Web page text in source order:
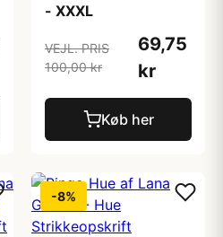
- XXXL
VEJL. PRIS
100,00 kr
69,75
kr
Køb her
-8%